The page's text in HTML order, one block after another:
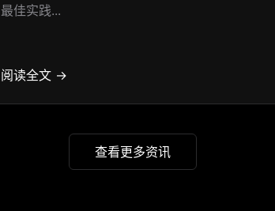
最佳实践...
阅读全文 →
查看更多资讯